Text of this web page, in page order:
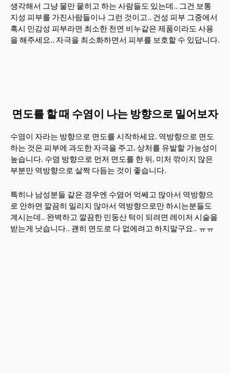
생각해서 그냥 물만 뭍히고 하는 사람들도 있는데.. 그건 보통
지성 피부를 가진사람들이나 그런 것이고.. 건성 피부 그중에서
혹시 민감성 피부라면 최소한 천연 비누같은 제품이라도 사용
을 해주세요.. 자극을 최소화하면서 피부를 보호할 수 있답니다.
면도를 할 때 수염이 나는 방향으로 밀어보자
수염이 자라는 방향으로 면도를 시작하세요. 역방향으로 면도
하는 것은 피부에 과도한 자극을 주고, 상처를 유발할 가능성이
높습니다. 수염 방향으로 먼저 면도를 한 뒤, 미처 깎이지 않은
부분만 역방향으로 살짝 다듬는 것이 좋습니다.
특히나 남성분들 같은 경우엔 수염어 억쎄고 많아서 역방향으
로 안하면 깔끔히 밀리지 않아서 역방향으로만 하시는분들도
계시는데.. 완벽하고 깔끔한 민둥산 턱이 되려면 레이저 시술을
받는게 낫습니다.. 괜히 면도로 다 없에려고 하지말구요.. ㅠㅠ